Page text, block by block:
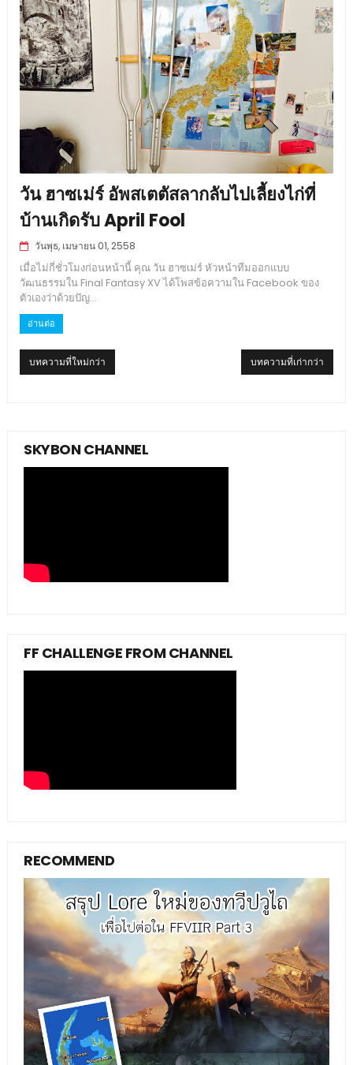
วัน ฮาซเม่ร์ อัพสเตตัสลากลับไปเลี้ยงไก่ที่
บ้านเกิดรับ April Fool
วันพุธ, เมษายน 01, 2558
เมื่อไม่กี่ชั่วโมงก่อนหน้านี้ คุณ วัน ฮาซเม่ร์ หัวหน้าทีมออกแบบ
วัฒนธรรมใน Final Fantasy XV ได้โพสข้อความใน Facebook ของ
ตัวเองว่าด้วยปัญ...
อ่านต่อ
บทความที่ใหม่กว่า บทความที่เก่ากว่า
SKYBON CHANNEL
FF CHALLENGE FROM CHANNEL
RECOMMEND